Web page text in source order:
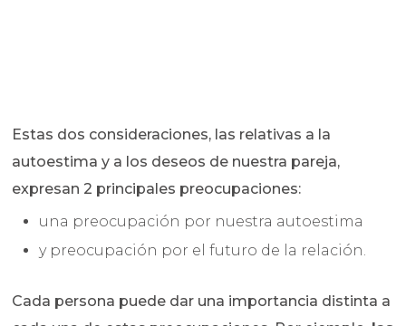
Estas dos consideraciones, las relativas a la
autoestima y a los deseos de nuestra pareja,
expresan 2 principales preocupaciones:
una preocupación por nuestra autoestima
y preocupación por el futuro de la relación.
Cada persona puede dar una importancia distinta a